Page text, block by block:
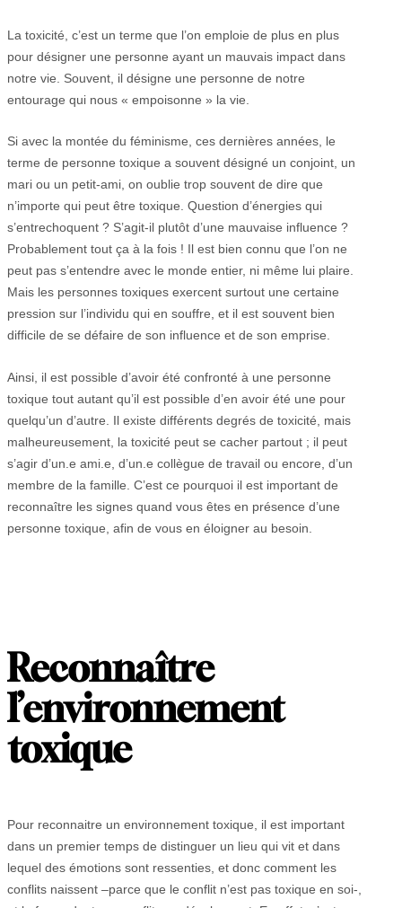
La toxicité, c’est un terme que l’on emploie de plus en plus
pour désigner une personne ayant un mauvais impact dans
notre vie. Souvent, il désigne une personne de notre
entourage qui nous « empoisonne » la vie.
Si avec la montée du féminisme, ces dernières années, le
terme de personne toxique a souvent désigné un conjoint, un
mari ou un petit-ami, on oublie trop souvent de dire que
n’importe qui peut être toxique. Question d’énergies qui
s’entrechoquent ? S’agit-il plutôt d’une mauvaise influence ?
Probablement tout ça à la fois ! Il est bien connu que l’on ne
peut pas s’entendre avec le monde entier, ni même lui plaire.
Mais les personnes toxiques exercent surtout une certaine
pression sur l’individu qui en souffre, et il est souvent bien
difficile de se défaire de son influence et de son emprise.
Ainsi, il est possible d’avoir été confronté à une personne
toxique tout autant qu’il est possible d’en avoir été une pour
quelqu’un d’autre. Il existe différents degrés de toxicité, mais
malheureusement, la toxicité peut se cacher partout ; il peut
s’agir d’un.e ami.e, d’un.e collègue de travail ou encore, d’un
membre de la famille. C’est ce pourquoi il est important de
reconnaître les signes quand vous êtes en présence d’une
personne toxique, afin de vous en éloigner au besoin.
Reconnaître
l’environnement
toxique
Pour reconnaitre un environnement toxique, il est important
dans un premier temps de distinguer un lieu qui vit et dans
lequel des émotions sont ressenties, et donc comment les
conflits naissent –parce que le conflit n’est pas toxique en soi-,